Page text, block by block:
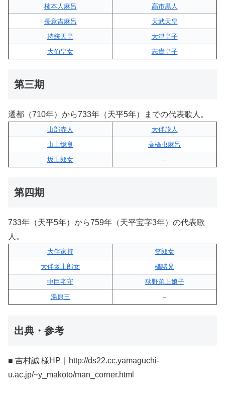
柿本人麻呂
高市黒人
長意吉麻呂
天武天皇
持統天皇
大津皇子
大伯皇女
志貴皇子
第三期
遷都（710年）から733年（天平5年）までの代表歌人。
山部赤人
大伴旅人
山上憶良
高橋虫麻呂
坂上郎女
–
第四期
733年（天平5年）から759年（天平宝字3年）の代表歌
人。
大伴家持
笠郎女
大伴坂上郎女
橘諸兄
中臣宅守
狭野弟上娘子
湯原王
–
出典・参考
■ 吉村誠 様HP｜http://ds22.cc.yamaguchi-
u.ac.jp/~y_makoto/man_corner.html